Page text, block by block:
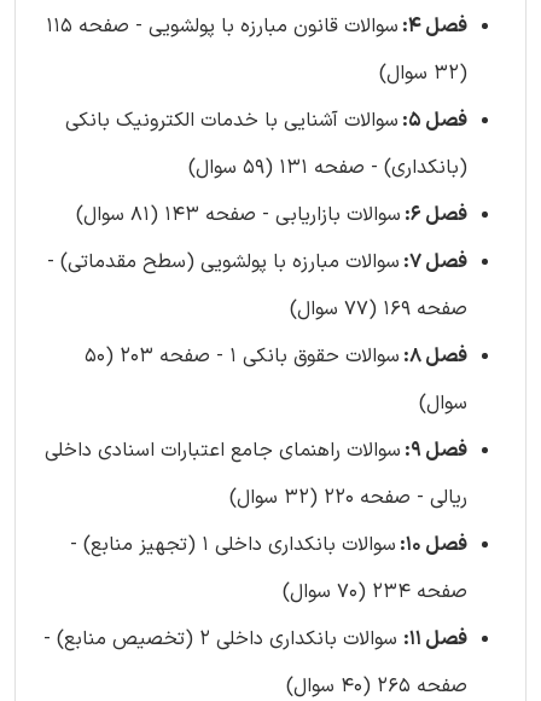
فصل 4:
سوالات قانون مبارزه با پولشویی - صفحه 115
(32 سوال)
فصل 5:
سوالات آشنایی با خدمات الکترونیک بانکی
(بانکداری) - صفحه 131 (59 سوال)
فصل 6:
سوالات بازاریابی - صفحه 143 (81 سوال)
فصل 7:
سوالات مبارزه با پولشویی (سطح مقدماتی) -
صفحه 169 (77 سوال)
فصل 8:
سوالات حقوق بانکی 1 - صفحه 203 (50
سوال)
فصل 9:
سوالات راهنمای جامع اعتبارات اسنادی داخلی
ریالی - صفحه 220 (32 سوال)
فصل 10:
سوالات بانکداری داخلی 1 (تجهیز منابع) -
صفحه 234 (70 سوال)
فصل 11:
سوالات بانکداری داخلی 2 (تخصیص منابع) -
صفحه 265 (40 سوال)